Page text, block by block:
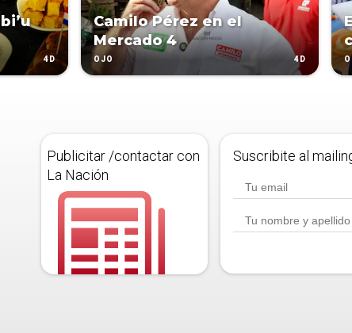
4D
Camilo Pérez en el
Mercado 4
OJO 4D
Publicitar /contactar con
La Nación
Suscribite al